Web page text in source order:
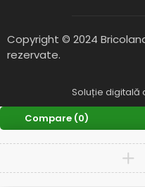
Gude(1)
HANDY (1)
(0)
Hynduai(0)
Hyundai(69)
Karcher
Copyright © 2024
rezervate.
Soluție digitală
Compare (0)